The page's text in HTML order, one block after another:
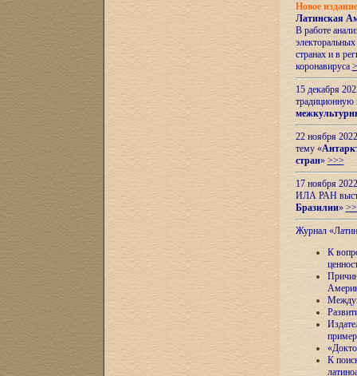
Новое
Латинская
В работе
странах и в
коронавируса
15 декабря
22 ноября
тему «
стран» >>>
17 ноября
ИЛА РАН
Бразилии»
Журнал
К
К